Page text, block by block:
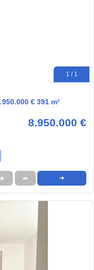
1 / 1
€ 391 m²
8.950.000 €
★ ➦ ➜